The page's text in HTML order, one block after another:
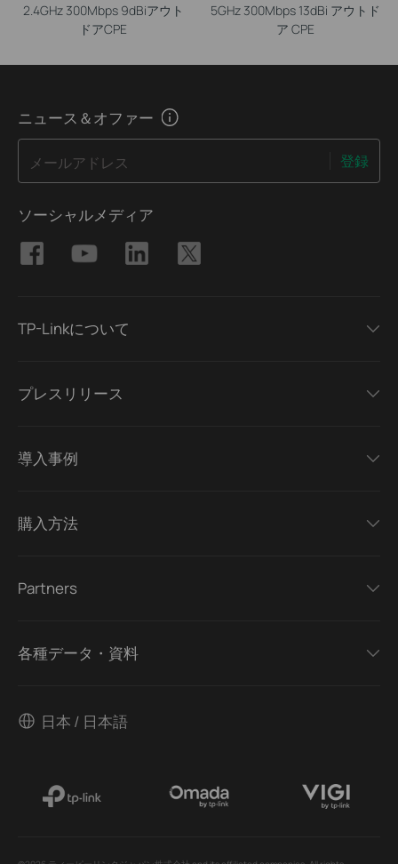
2.4GHz 300Mbps 9dBiアウト
ドアCPE
5GHz 300Mbps 13dBi アウトド
ア CPE
ニュース＆オファー
メールアドレス 登録
ソーシャルメディア
TP-Linkについて
プレスリリース
導入事例
購入方法
Partners
各種データ・資料
日本 / 日本語